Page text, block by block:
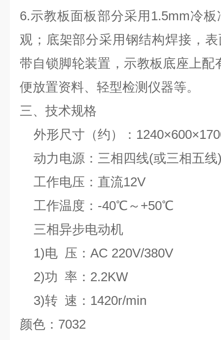
6.示教板面板部分采用1.5mm冷
观；底架部分采用钢结构焊接，
带自锁脚轮装置，示教板底座上配
便放置资料、轻型检测仪器等。
三、技术规格
外形尺寸（约）：
动力电源：三相四线(或三相五
工作电压：直流12V
工作温度：-40℃～+50℃
三相异步电动机
1)电 压：AC 220V/380V
2)功 率：2.2KW
3)转 速：1420r/min
颜色：7032